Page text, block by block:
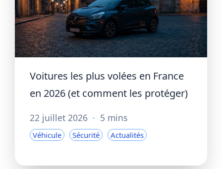
Voitures les plus volées en France
en 2026 (et comment les protéger)
22 juillet 2026 · 5 mins
Véhicule Sécurité Actualités